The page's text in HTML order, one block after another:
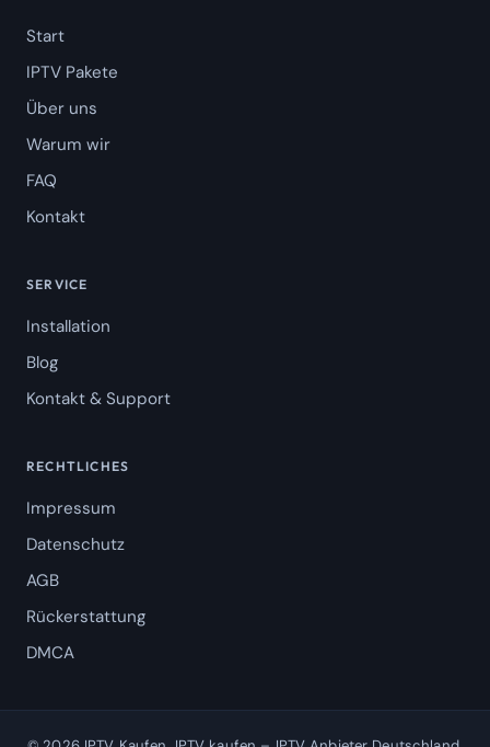
Start
IPTV Pakete
Über uns
Warum wir
FAQ
Kontakt
SERVICE
Installation
Blog
Kontakt & Support
RECHTLICHES
Impressum
Datenschutz
AGB
Rückerstattung
DMCA